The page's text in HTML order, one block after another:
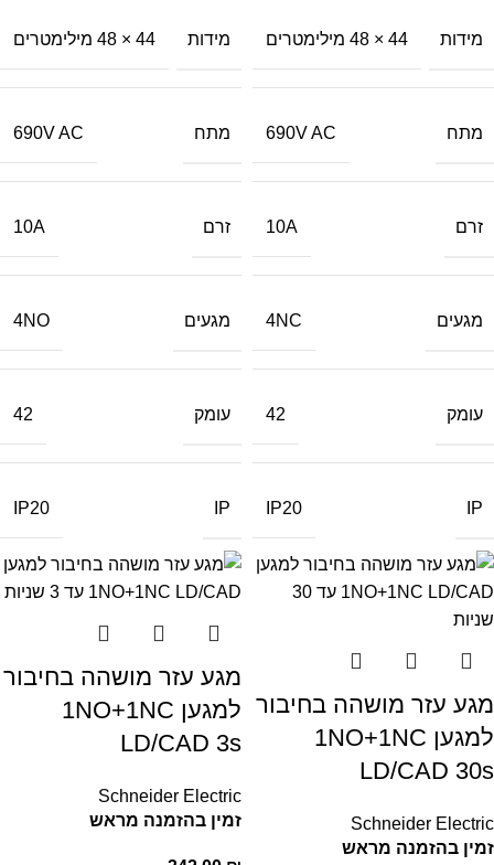
מידות 44 × 48 מילימטרים
מתח 690V AC
זרם 10A
מגעים 4NC
עומק 42
IP
IP20
מידות 44 × 48 מילימטרים
מתח 690V AC
זרם 10A
מגעים 4NO
עומק 42
IP
IP20
מגע עזר מושהה בחיבור
למגען 1NO+1NC
LD/CAD 30s
Schneider Electric
זמין בהזמנה מראש
מגע עזר מושהה בחיבור
למגען 1NO+1NC
LD/CAD 3s
Schneider Electric
זמין בהזמנה מראש